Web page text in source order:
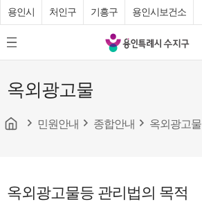
용인시 처인구 기흥구 용인시보건소
모
바
메
뉴
튼
용
인
수
옥외광고물
민원안내 종합안내 옥외광고물
옥외광고물등 관리법의 목적